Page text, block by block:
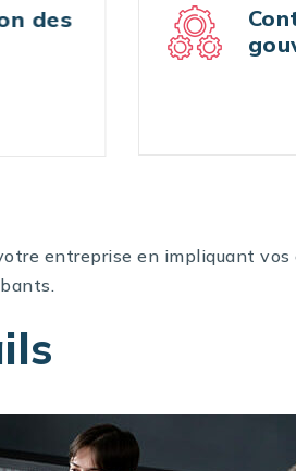
des
entreprise en impliquant vos